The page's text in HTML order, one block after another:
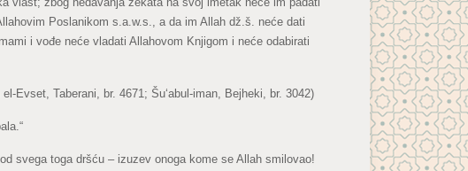
Poslanikom s.a.w.s., a da im Allah dž.š. neće dati
i vođe neće vladati Allahovom Knjigom i neće odabirati
Evset, Taberani, br. 4671; Šu‘abul-iman, Bejheki, br. 3042)
svega toga dršću – izuzev onoga kome se Allah smilovao!